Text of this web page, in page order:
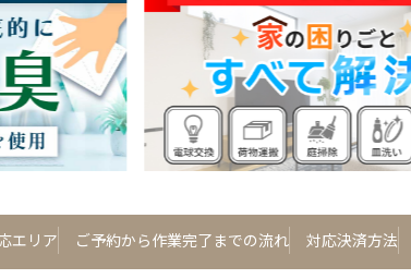
エリア ご予約から作業完了までの流れ 対応決済方法